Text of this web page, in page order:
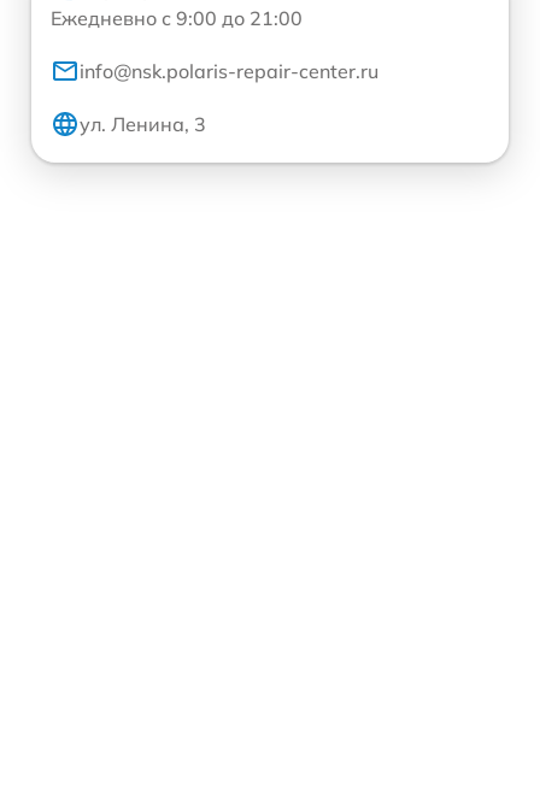
Ежедневно с 9:00 до 21:00
info@nsk.polaris-repair-center.ru
ул. Ленина, 3